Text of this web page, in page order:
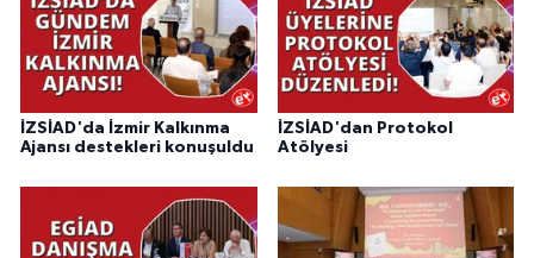
İZSİAD'da İzmir Kalkınma
Ajansı destekleri konuşuldu
İZSİAD'dan Protokol
Atölyesi